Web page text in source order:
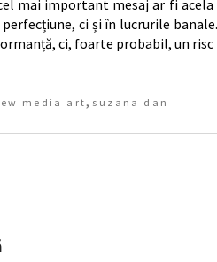
mai important mesaj ar fi
ci și în lucrurile
ci, foarte probabil, un
media art, suzana dan